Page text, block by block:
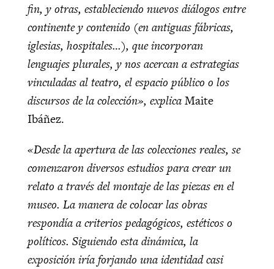
fin, y otras, estableciendo nuevos diálogos entre
continente y contenido (en antiguas fábricas,
iglesias, hospitales…), que incorporan
lenguajes plurales, y nos acercan a estrategias
vinculadas al teatro, el espacio público o los
discursos de la colección», explicaMaite
Ibáñez.
«Desde la apertura de las colecciones reales, se
comenzaron diversos estudios para crear un
relato a través del montaje de las piezas en el
museo. La manera de colocar las obras
respondía a criterios pedagógicos, estéticos o
políticos. Siguiendo esta dinámica, la
exposición iría forjando una identidad casi